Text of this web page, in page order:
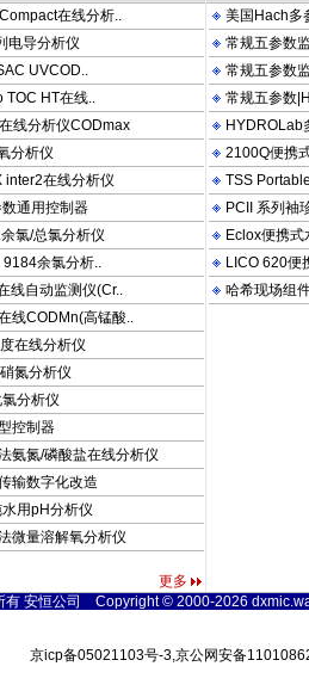
在线分析..
电导分析仪
UVCOD..
TOC HT在线..
线分析仪CODmax
分析仪
inter2在线分析仪
通用控制器
氯/总氯分析仪
9184余氯分析..
线自动监测仪(Cr..
线CODMn(高锰酸..
在线分析仪
氮分析仪
分析仪
控制器
氨氮/磷酸盐在线分析仪
输数字化改造
用pH分析仪
微量溶解氧分析仪
更多
美国Hach多
常规五参数
常规五参数
常规五参数
HYDROLab
2100Q便携
TSS
PCII 系列袖
Eclox便携式
LICO 620便
哈希现场组
有 安恒公司 Copyright © 2000-2026
京icp备05021103号-3,京公网安备